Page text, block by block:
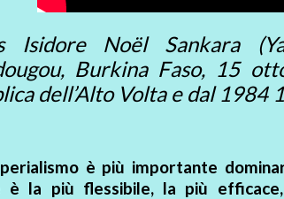
Isidore Noël Sankara
Burkina Faso, 15
dell’Alto Volta e dal 1984
è più importante
è la più flessibile, la più